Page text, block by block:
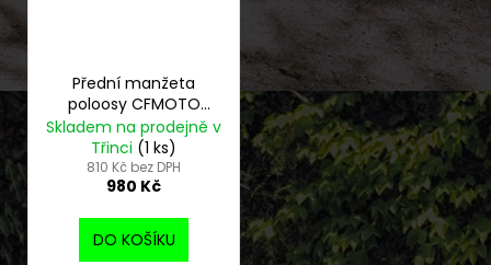
Přední manžeta
poloosy CFMOTO
Gladiator
Skladem na prodejně v
Třinci (1 ks)
810 Kč bez DPH
980 Kč
DO KOŠÍKU